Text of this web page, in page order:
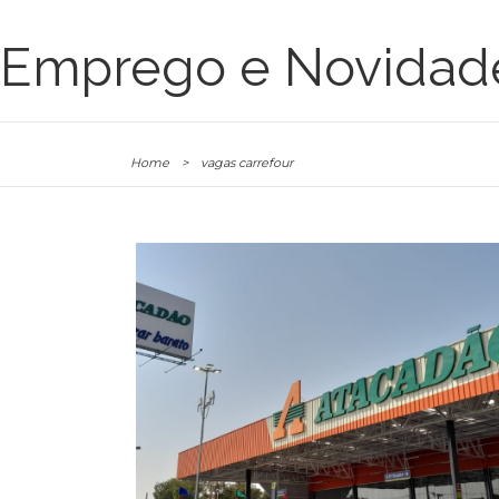
Emprego e
Home > vagas carrefour